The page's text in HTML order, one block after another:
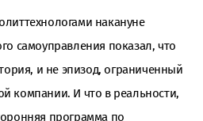
накануне
самоуправления показал, что
и не эпизод, ограниченный
компании. И что в реальности,
программа по